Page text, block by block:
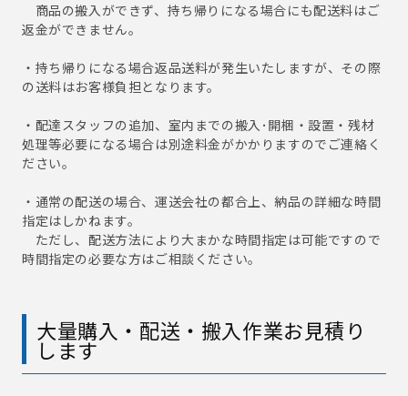
商品の搬入ができず、持ち帰りになる場合にも配送料はご
返金ができません。
・持ち帰りになる場合返品送料が発生いたしますが、その際
の送料はお客様負担となります。
・配達スタッフの追加、室内までの搬入･開梱・設置・残材
処理等必要になる場合は別途料金がかかりますのでご連絡く
ださい。
・通常の配送の場合、運送会社の都合上、納品の詳細な時間
指定はしかねます。
ただし、配送方法により大まかな時間指定は可能ですので
時間指定の必要な方はご相談ください。
大量購入・配送・搬入作業お見積り
します